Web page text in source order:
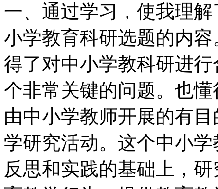
一、通过学习，使我理
小学教育科研选题的内
得了对中小学教科研进
个非常关键的问题。也
由中小学教师开展的有
学研究活动。这个中小
反思和实践的基础上，